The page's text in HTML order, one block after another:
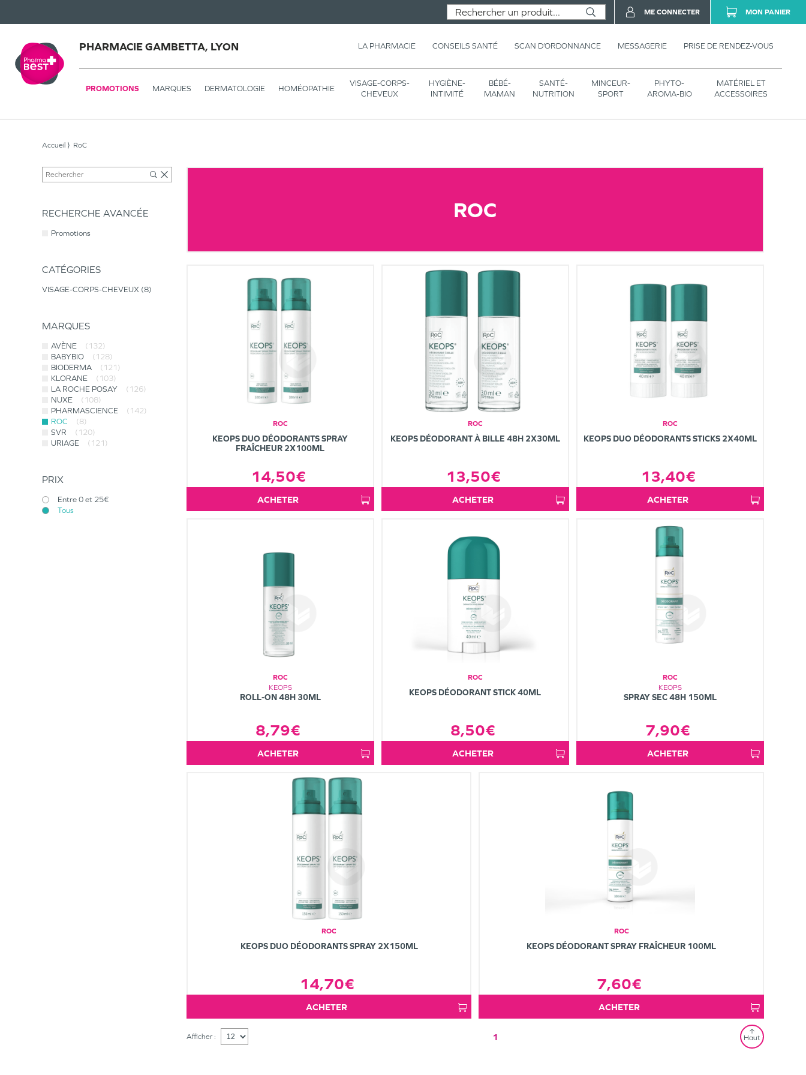
PHARMACIE GAMBETTA, LYON LA PHARMACIE CONSEILS SANTÉ SCAN D’ORDONNANCE MESSAGERIE PRISE DE RENDEZ-VOUS
PROMOTIONS MARQUES DERMATOLOGIE HOMÉOPATHIE
VISAGE-CORPS-
CHEVEUX
HYGIÈNE-
INTIMITÉ
BÉBÉ-
MAMAN
SANTÉ-
NUTRITION
MINCEUR-
SPORT
PHYTO-
AROMA-BIO
MATÉRIEL ET
ACCESSOIRES
ME CONNECTER MON PANIER
Accueil RoC
RECHERCHE AVANCÉE
Promotions
CATÉGORIES
VISAGE-CORPS-CHEVEUX 8
MARQUES
AVÈNE
(132)
BABYBIO
(128)
BIODERMA
(121)
KLORANE
(103)
LA ROCHE POSAY
(126)
NUXE
(108)
PHARMASCIENCE
(142)
ROC
(8)
SVR
(120)
URIAGE
(121)
PRIX
Entre 0 et 25€
Tous
ROC
ROC
KEOPS DUO DÉODORANTS SPRAY
FRAÎCHEUR 2X100ML
14,50€
ACHETER
ROC
KEOPS DÉODORANT À BILLE 48H 2X30ML
13,50€
ACHETER
ROC
KEOPS DUO DÉODORANTS STICKS 2X40ML
13,40€
ACHETER
ROC
KEOPS
ROLL-ON 48H 30ML
8,79€
ACHETER
ROC
KEOPS DÉODORANT STICK 40ML
8,50€
ACHETER
ROC
KEOPS
SPRAY SEC 48H 150ML
7,90€
ACHETER
ROC
KEOPS DUO DÉODORANTS SPRAY 2X150ML
14,70€
ACHETER
ROC
KEOPS DÉODORANT SPRAY FRAÎCHEUR 100ML
7,60€
ACHETER
Afficher : 1 Haut